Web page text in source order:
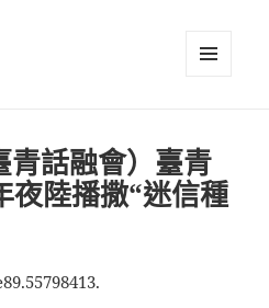
話融會）臺青
夜陸播撒“迷信種